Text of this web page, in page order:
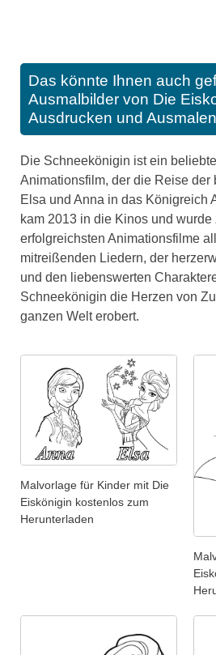
Das könnte Ihnen auch
Ausmalbilder von Die
Ausdrucken und
Die Schneekönigin ist ein
Animationsfilm, der die Reise der
Elsa und Anna in das Königreich
kam 2013 in die Kinos und wurde
erfolgreichsten Animationsfilme
mitreißenden Liedern, der
und den liebenswerten
Schneekönigin die Herzen von
ganzen Welt erobert.
Malvorlage für Kinder mit Die
Eiskönigin kostenlos zum
Herunterladen